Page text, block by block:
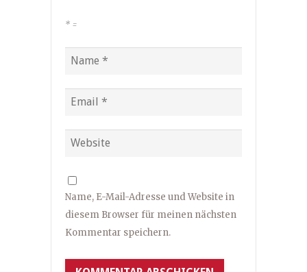
* =
Name, E-Mail-Adresse und Website in
diesem Browser für meinen nächsten
Kommentar speichern.